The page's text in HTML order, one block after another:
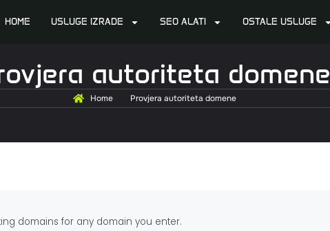
HOME USLUGE IZRADE SEO ALATI OSTALE USLUGE
autoriteta domene
Home Provjera autoriteta domene